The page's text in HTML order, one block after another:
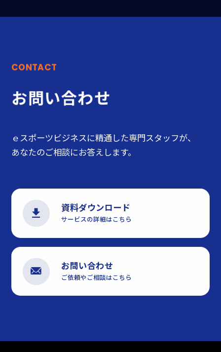
CONTACT
お問い合わせ
ｅスポーツビジネスに精通した専門スタッフが、
あなたのご相談にお答えします。
資料ダウンロード
サービスの詳細はこちら
お問い合わせ
ご依頼やご相談はこちら